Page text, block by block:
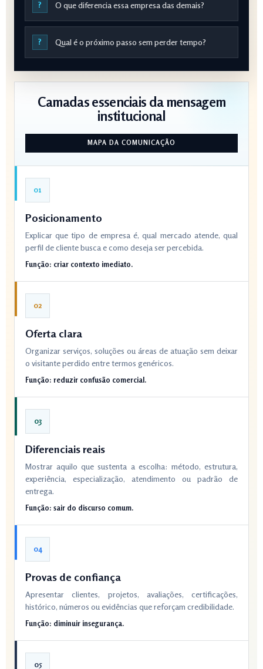
? O que diferencia essa empresa das demais?
? Qual é o próximo passo sem perder tempo?
Camadas essenciais da mensagem
institucional
MAPA DA COMUNICAÇÃO
01
Posicionamento
Explicar que tipo de empresa é, qual mercado atende, qual
perfil de cliente busca e como deseja ser percebida.
Função: criar contexto imediato.
02
Oferta clara
Organizar serviços, soluções ou áreas de atuação sem deixar
o visitante perdido entre termos genéricos.
Função: reduzir confusão comercial.
03
Diferenciais reais
Mostrar aquilo que sustenta a escolha: método, estrutura,
experiência, especialização, atendimento ou padrão de
entrega.
Função: sair do discurso comum.
04
Provas de confiança
Apresentar clientes, projetos, avaliações, certificações,
histórico, números ou evidências que reforçam credibilidade.
Função: diminuir insegurança.
05